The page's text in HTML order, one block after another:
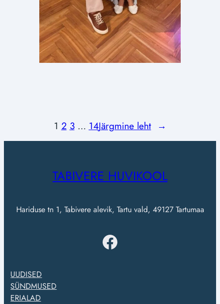
1 2 3 … 14Järgmine leht →
TABIVERE HUVIKOOL
Hariduse tn 1, Tabivere alevik, Tartu vald, 49127 Tartumaa
Facebook
UUDISED
SÜNDMUSED
ERIALAD